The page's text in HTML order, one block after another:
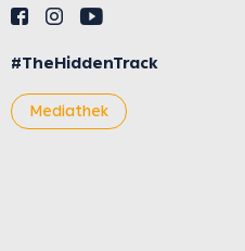
#TheHiddenTrack
Mediathek